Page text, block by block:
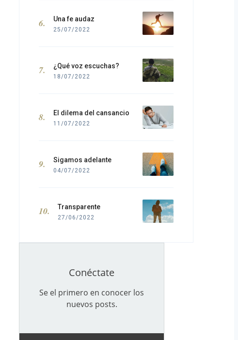
Una fe audaz
25/07/2022
¿Qué voz escuchas?
18/07/2022
El dilema del cansancio
11/07/2022
Sigamos adelante
04/07/2022
Transparente
27/06/2022
Conéctate
Se el primero en conocer los
nuevos posts.